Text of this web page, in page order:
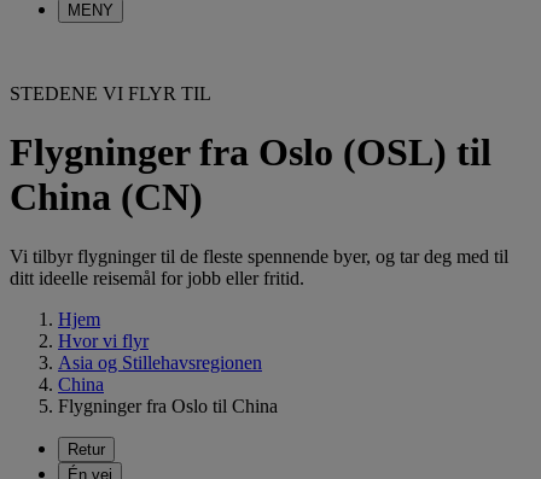
MENY
STEDENE VI FLYR TIL
Flygninger fra Oslo (OSL) til
China (CN)
Vi tilbyr flygninger til de fleste spennende byer, og tar deg med til
ditt ideelle reisemål for jobb eller fritid.
Hjem
Hvor vi flyr
Asia og Stillehavsregionen
China
Flygninger fra Oslo til China
Retur
Én vei